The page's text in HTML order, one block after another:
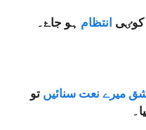
کوٸی انتظام ہو جاۓ۔
میرے نعت سنائیں تو